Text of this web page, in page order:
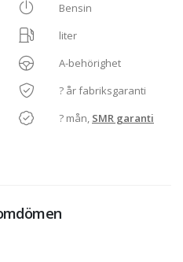
Bensin
liter
A-behörighet
? år fabriksgaranti
? mån, SMR garanti